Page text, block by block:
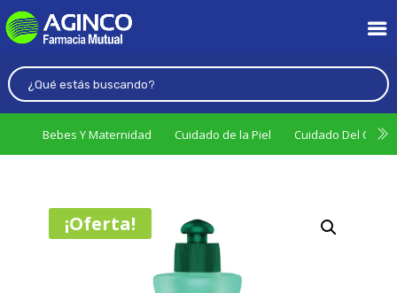
Bebes Y Maternidad Cuidado de la Piel Cuidado Del
¡Oferta!